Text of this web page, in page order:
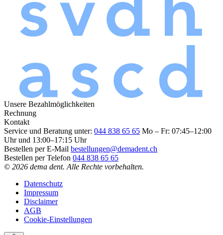
Unsere Bezahlmöglichkeiten
Rechnung
Kontakt
Service und Beratung unter: 044 838 65 65 Mo – Fr: 07:45–12:00
Uhr und 13:00–17:15 Uhr
Bestellen per E-Mail bestellungen@demadent.ch
Bestellen per Telefon 044 838 65 65
© 2026 dema dent. Alle Rechte vorbehalten.
Datenschutz
Impressum
Disclaimer
AGB
Cookie-Einstellungen